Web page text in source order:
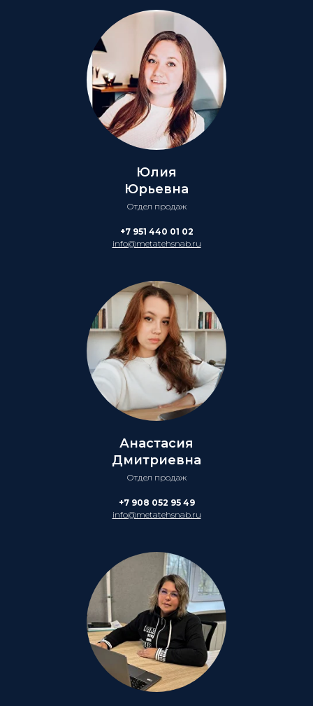
Юлия
Юрьевна
Отдел продаж
+7 951 440 01 02
info@metatehsnab.ru
Анастасия
Дмитриевна
Отдел продаж
+7 908 052 95 49
info@metatehsnab.ru